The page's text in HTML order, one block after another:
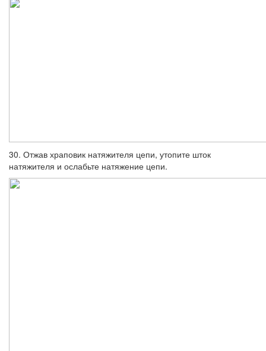
30. Отжав храповик натяжителя цепи, утопите шток
натяжителя и ослабьте натя­жение цепи.